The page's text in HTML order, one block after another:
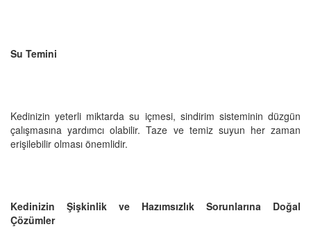
Su Temini
Kedinizin yeterli miktarda su içmesi, sindirim sisteminin düzgün
çalışmasına yardımcı olabilir. Taze ve temiz suyun her zaman
erişilebilir olması önemlidir.
Kedinizin Şişkinlik ve Hazımsızlık Sorunlarına Doğal
Çözümler